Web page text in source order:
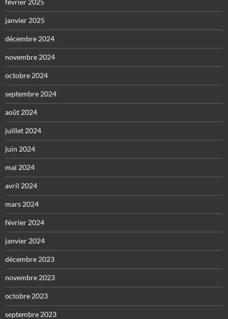
janvier 2025
décembre 2024
novembre 2024
octobre 2024
septembre 2024
août 2024
juillet 2024
juin 2024
mai 2024
avril 2024
mars 2024
février 2024
janvier 2024
décembre 2023
novembre 2023
octobre 2023
septembre 2023